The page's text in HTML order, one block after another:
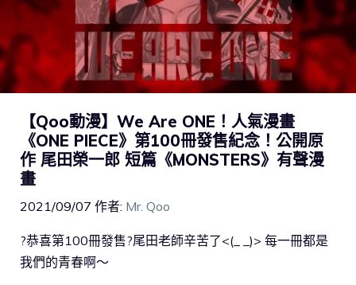
【Qoo動漫】We Are ONE！人氣漫畫
《ONE PIECE》第100冊發售紀念！公開原
作 尾田榮一郎 短篇《MONSTERS》有聲漫
畫
2021/09/07 作者: Mr. Qoo
?恭喜第100冊發售?尾田老師辛苦了<(_ _)> 每一冊都是
我們的青春啊～